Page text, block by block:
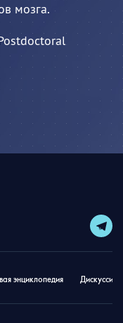
мозга.
энциклопедия